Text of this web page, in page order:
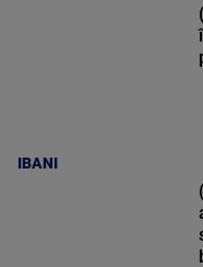
IBANI